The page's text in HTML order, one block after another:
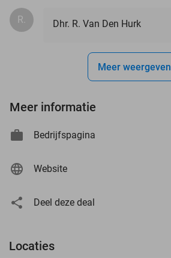
R. Dhr. R. Van Den Hurk
Meer weergeven
Meer informatie
Bedrijfspagina
Website
Deel deze deal
Locaties